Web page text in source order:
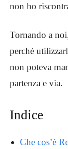
non ho
Tornando a
perché
non poteva
partenza e via.
Indice
Che cos’è